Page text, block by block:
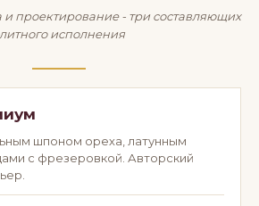
и проектирование - три составляющих
исполнения
шпоном ореха, латунным
с фрезеровкой. Авторский